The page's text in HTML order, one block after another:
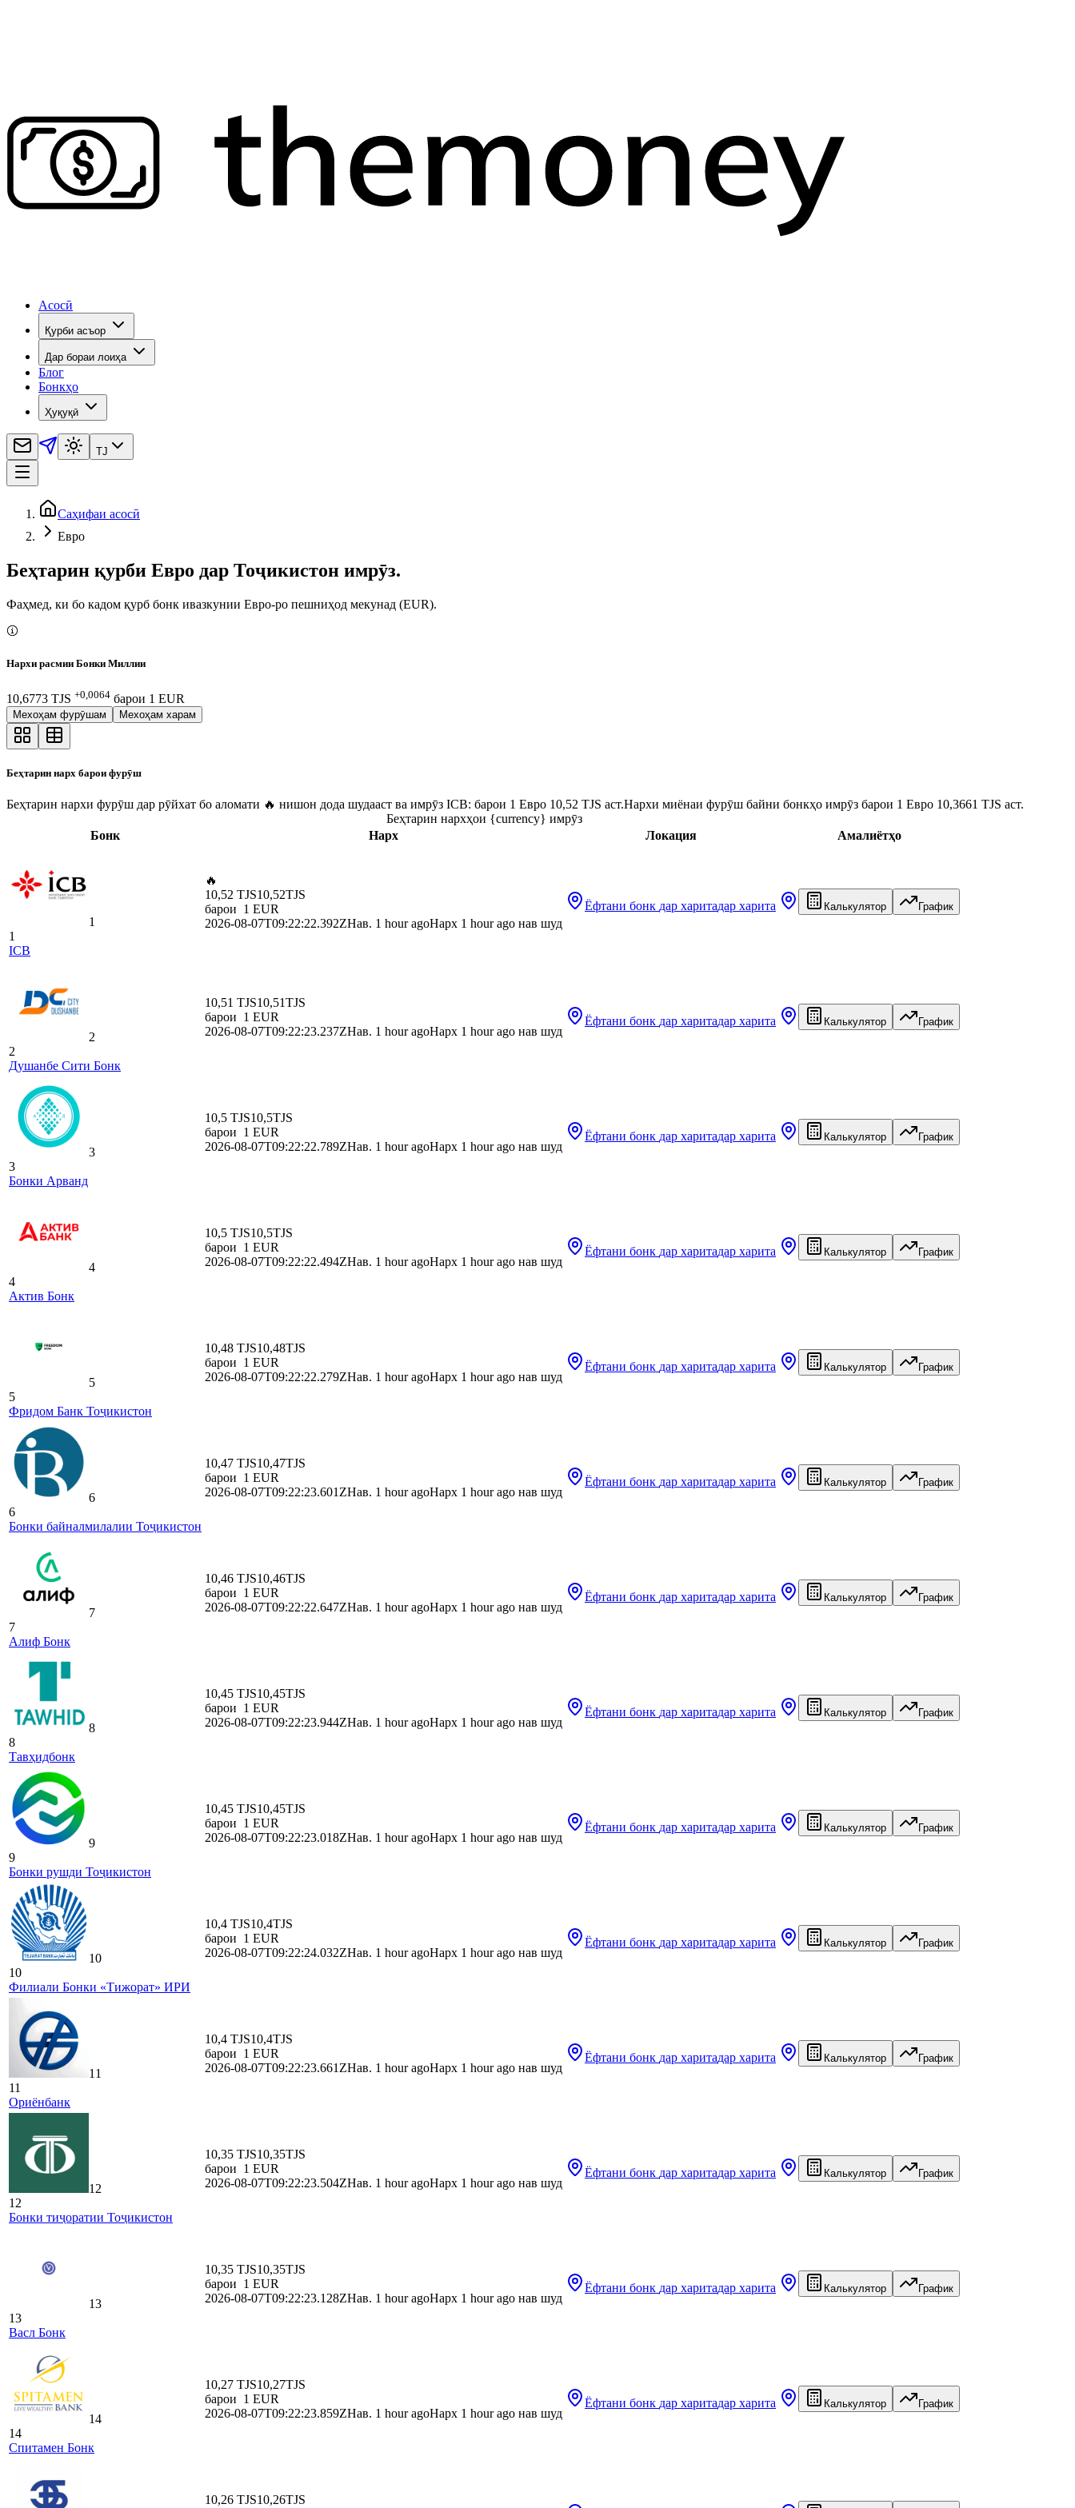
Асосӣ
Қурби асъор
Дар бораи лоиҳа
Блог
Бонкҳо
Ҳуқуқӣ
TJ
Саҳифаи асосӣ
Евро
Беҳтарин қурби Евро дар Тоҷикистон имрӯз.
Фаҳмед, ки бо кадом қурб бонк ивазкунии Евро-ро пешниҳод мекунад (EUR).
Нархи расмии Бонки Миллии
10,6773 TJS +0,0064 барои 1 EUR
Мехоҳам фурӯшам Мехоҳам харам
Беҳтарин нарх барои фурӯш
Беҳтарин нархи фурӯш дар рӯйхат бо аломати 🔥 нишон дода шудааст ва имрӯз ICB: барои 1 Евро 10,52 TJS аст.Нархи миёнаи фурӯш байни бонкҳо имрӯз барои 1 Евро 10,3661 TJS аст.
Беҳтарин нархҳои {currency} имрӯз
Бонк
Нарх Локация Амалиётҳо
1
1
ICB
🔥
10,52 TJS10,52TJS
барои 1 EUR
2026-08-07T09:22:22.392ZНав. 1 hour agoНарх 1 hour ago нав шуд
Ёфтани бонк дар харитадар харита Калькулятор График
2
2
Душанбе Сити Бонк
10,51 TJS10,51TJS
барои 1 EUR
2026-08-07T09:22:23.237ZНав. 1 hour agoНарх 1 hour ago нав шуд
Ёфтани бонк дар харитадар харита Калькулятор График
3
3
Бонки Арванд
10,5 TJS10,5TJS
барои 1 EUR
2026-08-07T09:22:22.789ZНав. 1 hour agoНарх 1 hour ago нав шуд
Ёфтани бонк дар харитадар харита Калькулятор График
4
4
Актив Бонк
10,5 TJS10,5TJS
барои 1 EUR
2026-08-07T09:22:22.494ZНав. 1 hour agoНарх 1 hour ago нав шуд
Ёфтани бонк дар харитадар харита Калькулятор График
5
5
Фридом Банк Тоҷикистон
10,48 TJS10,48TJS
барои 1 EUR
2026-08-07T09:22:22.279ZНав. 1 hour agoНарх 1 hour ago нав шуд
Ёфтани бонк дар харитадар харита Калькулятор График
6
6
Бонки байналмилалии Тоҷикистон
10,47 TJS10,47TJS
барои 1 EUR
2026-08-07T09:22:23.601ZНав. 1 hour agoНарх 1 hour ago нав шуд
Ёфтани бонк дар харитадар харита Калькулятор График
7
7
Алиф Бонк
10,46 TJS10,46TJS
барои 1 EUR
2026-08-07T09:22:22.647ZНав. 1 hour agoНарх 1 hour ago нав шуд
Ёфтани бонк дар харитадар харита Калькулятор График
8
8
Тавҳидбонк
10,45 TJS10,45TJS
барои 1 EUR
2026-08-07T09:22:23.944ZНав. 1 hour agoНарх 1 hour ago нав шуд
Ёфтани бонк дар харитадар харита Калькулятор График
9
9
Бонки рушди Тоҷикистон
10,45 TJS10,45TJS
барои 1 EUR
2026-08-07T09:22:23.018ZНав. 1 hour agoНарх 1 hour ago нав шуд
Ёфтани бонк дар харитадар харита Калькулятор График
10
10
Филиали Бонки «Тижорат» ИРИ
10,4 TJS10,4TJS
барои 1 EUR
2026-08-07T09:22:24.032ZНав. 1 hour agoНарх 1 hour ago нав шуд
Ёфтани бонк дар харитадар харита Калькулятор График
11
11
Ориёнбанк
10,4 TJS10,4TJS
барои 1 EUR
2026-08-07T09:22:23.661ZНав. 1 hour agoНарх 1 hour ago нав шуд
Ёфтани бонк дар харитадар харита Калькулятор График
12
12
Бонки тиҷоратии Тоҷикистон
10,35 TJS10,35TJS
барои 1 EUR
2026-08-07T09:22:23.504ZНав. 1 hour agoНарх 1 hour ago нав шуд
Ёфтани бонк дар харитадар харита Калькулятор График
13
13
Васл Бонк
10,35 TJS10,35TJS
барои 1 EUR
2026-08-07T09:22:23.128ZНав. 1 hour agoНарх 1 hour ago нав шуд
Ёфтани бонк дар харитадар харита Калькулятор График
14
14
Спитамен Бонк
10,27 TJS10,27TJS
барои 1 EUR
2026-08-07T09:22:23.859ZНав. 1 hour agoНарх 1 hour ago нав шуд
Ёфтани бонк дар харитадар харита Калькулятор График
10,26 TJS10,26TJS